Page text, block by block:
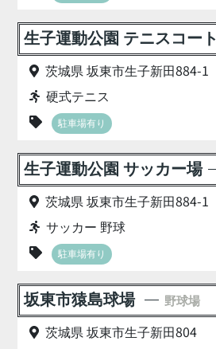
生子運動公園 テニスコート
茨城県 坂東市生子新田884-1
硬式テニス
駐車場有り
生子運動公園 サッカー場
茨城県 坂東市生子新田884-1
サッカー 野球
駐車場有り
坂東市猿島球場 野球場
茨城県 坂東市生子新田804